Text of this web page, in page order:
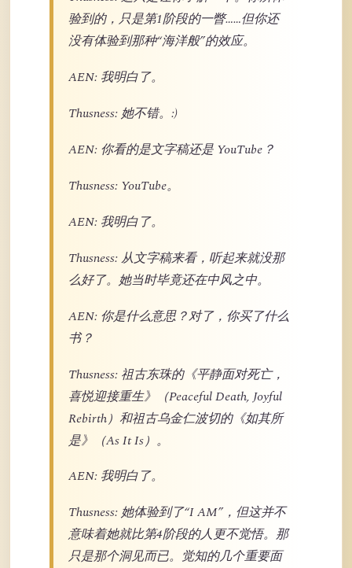
验到的，只是第1阶段的一瞥……但你还
没有体验到那种“海洋般”的效应。
AEN: 我明白了。
Thusness: 她不错。:)
AEN: 你看的是文字稿还是 YouTube？
Thusness: YouTube。
AEN: 我明白了。
Thusness: 从文字稿来看，听起来就没那
么好了。她当时毕竟还在中风之中。
AEN: 你是什么意思？对了，你买了什么
书？
Thusness: 祖古东珠的《平静面对死亡，
喜悦迎接重生》（Peaceful Death, Joyful
Rebirth）和祖古乌金仁波切的《如其所
是》（As It Is）。
AEN: 我明白了。
Thusness: 她体验到了“I AM”，但这并不
意味着她就比第4阶段的人更不觉悟。那
只是那个洞见而已。觉知的几个重要面